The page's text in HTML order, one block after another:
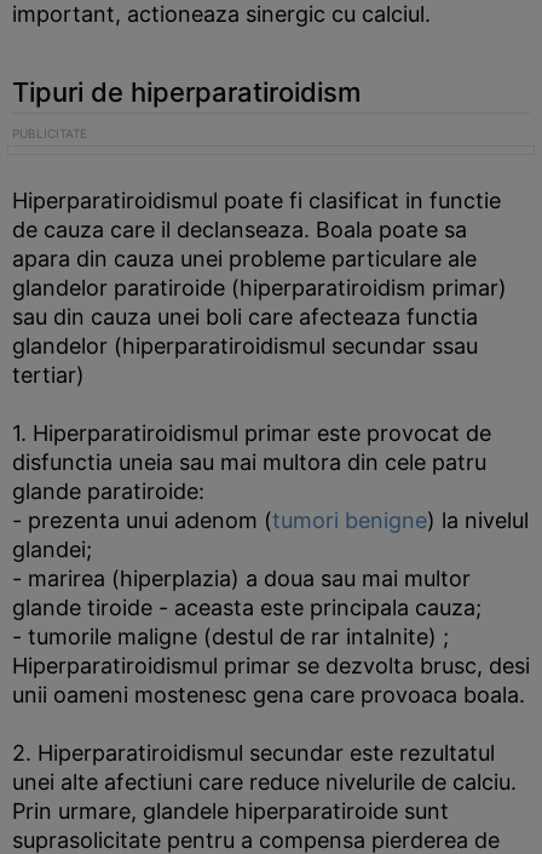
important, actioneaza sinergic cu calciul.
Tipuri de hiperparatiroidism
Hiperparatiroidismul poate fi clasificat in functie
de cauza care il declanseaza. Boala poate sa
apara din cauza unei probleme particulare ale
glandelor paratiroide (hiperparatiroidism primar)
sau din cauza unei boli care afecteaza functia
glandelor (hiperparatiroidismul secundar ssau
tertiar)
1. Hiperparatiroidismul primar este provocat de
disfunctia uneia sau mai multora din cele patru
glande paratiroide:
- prezenta unui adenom (tumori benigne) la nivelul
glandei;
- marirea (hiperplazia) a doua sau mai multor
glande tiroide - aceasta este principala cauza;
- tumorile maligne (destul de rar intalnite) ;
Hiperparatiroidismul primar se dezvolta brusc, desi
unii oameni mostenesc gena care provoaca boala.
2. Hiperparatiroidismul secundar este rezultatul
unei alte afectiuni care reduce nivelurile de calciu.
Prin urmare, glandele hiperparatiroide sunt
suprasolicitate pentru a compensa pierderea de